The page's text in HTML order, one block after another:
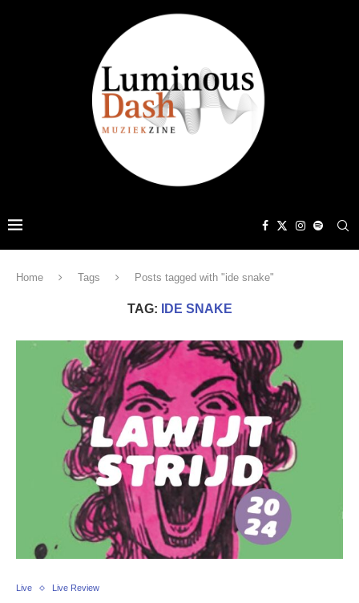
Home Tags Posts tagged with "ide snake"
TAG: IDE SNAKE
Live Live Review